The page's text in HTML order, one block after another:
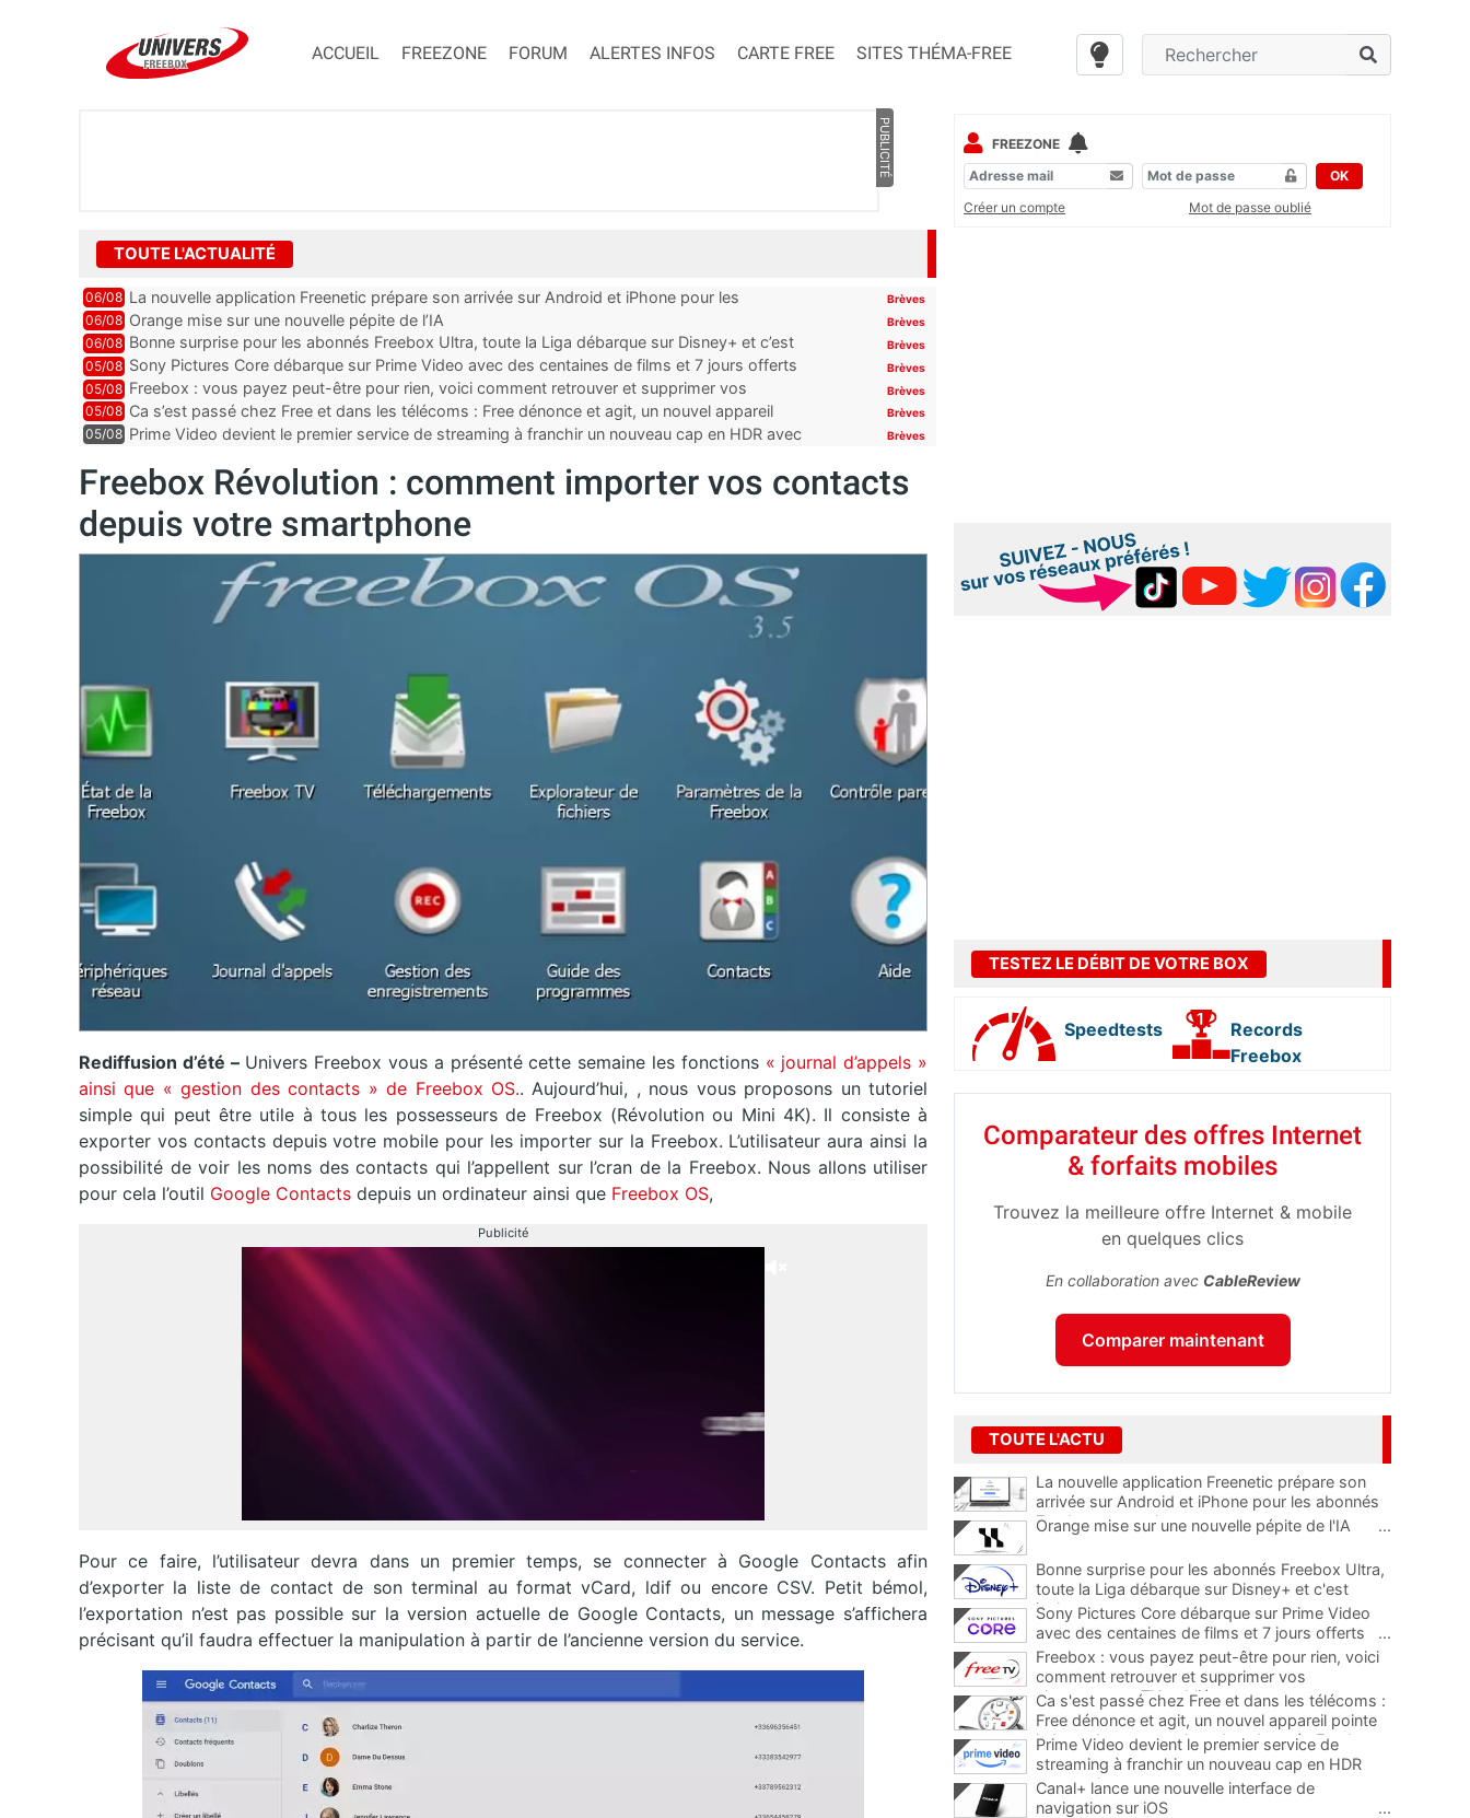
ACCUEIL FREEZONE FORUM ALERTES INFOS CARTE FREE SITES THÉMA-FREE
PUBLICITÉ
TOUTE L'ACTUALITÉ
06/08 La nouvelle application Freenetic prépare son arrivée sur Android et iPhone pour les
abonnés Freebox, testez la
Brèves
06/08 Orange mise sur une nouvelle pépite de l’IA Brèves
06/08 Bonne surprise pour les abonnés Freebox Ultra, toute la Liga débarque sur Disney+ et c’est
inclus
Brèves
05/08 Sony Pictures Core débarque sur Prime Video avec des centaines de films et 7 jours offerts Brèves
05/08 Freebox : vous payez peut-être pour rien, voici comment retrouver et supprimer vos
abonnements TV oubliés
Brèves
05/08 Ca s’est passé chez Free et dans les télécoms : Free dénonce et agit, un nouvel appareil
pointe le bout de...
Brèves
05/08 Prime Video devient le premier service de streaming à franchir un nouveau cap en HDR avec
Brèves
Freebox Révolution : comment importer vos contacts
depuis votre smartphone
Rediffusion d’été –Univers Freebox vous a présenté cette semaine les fonctions « journal d’appels »
ainsi que « gestion des contacts » de Freebox OS.. Aujourd’hui, , nous vous proposons un tutoriel
simple qui peut être utile à tous les possesseurs de Freebox (Révolution ou Mini 4K). Il consiste à
exporter vos contacts depuis votre mobile pour les importer sur la Freebox. L’utilisateur aura ainsi la
possibilité de voir les noms des contacts qui l’appellent sur l’cran de la Freebox. Nous allons utiliser
pour cela l’outil Google Contacts depuis un ordinateur ainsi que Freebox OS,
Publicité
Pour ce faire, l’utilisateur devra dans un premier temps, se connecter à Google Contacts afin
d’exporter la liste de contact de son terminal au format vCard, ldif ou encore CSV. Petit bémol,
l’exportation n’est pas possible sur la version actuelle de Google Contacts, un message s’affichera
précisant qu’il faudra effectuer la manipulation à partir de l’ancienne version du service.
FREEZONE
OK
Créer un compte
Mot de passe oublié
TESTEZ LE DÉBIT DE VOTRE BOX
Speedtests
Records
Freebox
Comparateur des offres Internet
& forfaits mobiles
Trouvez la meilleure offre Internet & mobile
en quelques clics
En collaboration avec CableReview
Comparer maintenant
TOUTE L'ACTU
La nouvelle application Freenetic prépare son
arrivée sur Android et iPhone pour les abonnés
Freebox, testez la
Orange mise sur une nouvelle pépite de l'IA ...
Bonne surprise pour les abonnés Freebox Ultra,
toute la Liga débarque sur Disney+ et c'est
inclus
Sony Pictures Core débarque sur Prime Video
avec des centaines de films et 7 jours offerts
...
Freebox : vous payez peut-être pour rien, voici
comment retrouver et supprimer vos
abonnements TV oubliés
...
Ca s'est passé chez Free et dans les télécoms :
Free dénonce et agit, un nouvel appareil pointe
le bout de son nez chez des abonnés Freebox...
Prime Video devient le premier service de
streaming à franchir un nouveau cap en HDR
avec ce lancement
Canal+ lance une nouvelle interface de
navigation sur iOS
...